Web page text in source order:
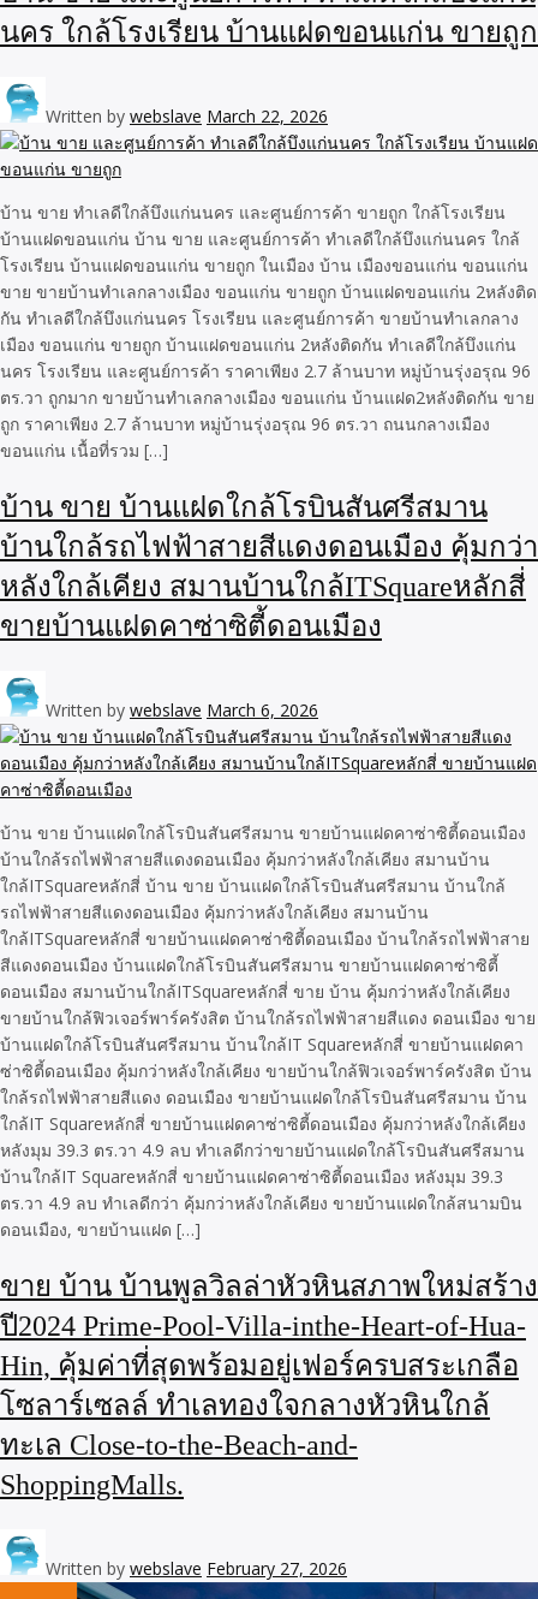
นคร ใกล้โรงเรียน บ้านแฝดขอนแก่น ขายถูก
Written by webslave March 22, 2026
บ้าน ขาย ทำเลดีใกล้บึงแก่นนคร และศูนย์การค้า ขายถูก ใกล้โรงเรียน
บ้านแฝดขอนแก่น บ้าน ขาย และศูนย์การค้า ทำเลดีใกล้บึงแก่นนคร ใกล้
โรงเรียน บ้านแฝดขอนแก่น ขายถูก ในเมือง บ้าน เมืองขอนแก่น ขอนแก่น
ขาย ขายบ้านทำเลกลางเมือง ขอนแก่น ขายถูก บ้านแฝดขอนแก่น 2หลังติด
กัน ทำเลดีใกล้บึงแก่นนคร โรงเรียน และศูนย์การค้า ขายบ้านทำเลกลาง
เมือง ขอนแก่น ขายถูก บ้านแฝดขอนแก่น 2หลังติดกัน ทำเลดีใกล้บึงแก่น
นคร โรงเรียน และศูนย์การค้า ราคาเพียง 2.7 ล้านบาท หมู่บ้านรุ่งอรุณ 96
ตร.วา ถูกมาก ขายบ้านทำเลกลางเมือง ขอนแก่น บ้านแฝด2หลังติดกัน ขาย
ถูก ราคาเพียง 2.7 ล้านบาท หมู่บ้านรุ่งอรุณ 96 ตร.วา ถนนกลางเมือง
ขอนแก่น เนื้อที่รวม […]
บ้าน ขาย บ้านแฝดใกล้โรบินสันศรีสมาน
บ้านใกล้รถไฟฟ้าสายสีแดงดอนเมือง คุ้มกว่า
หลังใกล้เคียง สมานบ้านใกล้ITSquareหลักสี่
ขายบ้านแฝดคาซ่าซิตี้ดอนเมือง
Written by webslave March 6, 2026
บ้าน ขาย บ้านแฝดใกล้โรบินสันศรีสมาน ขายบ้านแฝดคาซ่าซิตี้ดอนเมือง
บ้านใกล้รถไฟฟ้าสายสีแดงดอนเมือง คุ้มกว่าหลังใกล้เคียง สมานบ้าน
ใกล้ITSquareหลักสี่ บ้าน ขาย บ้านแฝดใกล้โรบินสันศรีสมาน บ้านใกล้
รถไฟฟ้าสายสีแดงดอนเมือง คุ้มกว่าหลังใกล้เคียง สมานบ้าน
ใกล้ITSquareหลักสี่ ขายบ้านแฝดคาซ่าซิตี้ดอนเมือง บ้านใกล้รถไฟฟ้าสาย
สีแดงดอนเมือง บ้านแฝดใกล้โรบินสันศรีสมาน ขายบ้านแฝดคาซ่าซิตี้
ดอนเมือง สมานบ้านใกล้ITSquareหลักสี่ ขาย บ้าน คุ้มกว่าหลังใกล้เคียง
ขายบ้านใกล้ฟิวเจอร์พาร์ครังสิต บ้านใกล้รถไฟฟ้าสายสีแดง ดอนเมือง ขาย
บ้านแฝดใกล้โรบินสันศรีสมาน บ้านใกล้IT Squareหลักสี่ ขายบ้านแฝดคา
ซ่าซิตี้ดอนเมือง คุ้มกว่าหลังใกล้เคียง ขายบ้านใกล้ฟิวเจอร์พาร์ครังสิต บ้าน
ใกล้รถไฟฟ้าสายสีแดง ดอนเมือง ขายบ้านแฝดใกล้โรบินสันศรีสมาน บ้าน
ใกล้IT Squareหลักสี่ ขายบ้านแฝดคาซ่าซิตี้ดอนเมือง คุ้มกว่าหลังใกล้เคียง
หลังมุม 39.3 ตร.วา 4.9 ลบ ทำเลดีกว่าขายบ้านแฝดใกล้โรบินสันศรีสมาน
บ้านใกล้IT Squareหลักสี่ ขายบ้านแฝดคาซ่าซิตี้ดอนเมือง หลังมุม 39.3
ตร.วา 4.9 ลบ ทำเลดีกว่า คุ้มกว่าหลังใกล้เคียง ขายบ้านแฝดใกล้สนามบิน
ดอนเมือง, ขายบ้านแฝด […]
ขาย บ้าน บ้านพูลวิลล่าหัวหินสภาพใหม่สร้าง
ปี2024 Prime-Pool-Villa-inthe-Heart-of-Hua-
Hin, คุ้มค่าที่สุดพร้อมอยู่เฟอร์ครบสระเกลือ
โซลาร์เซลล์ ทำเลทองใจกลางหัวหินใกล้
ทะเล Close-to-the-Beach-and-
ShoppingMalls.
Written by webslave February 27, 2026